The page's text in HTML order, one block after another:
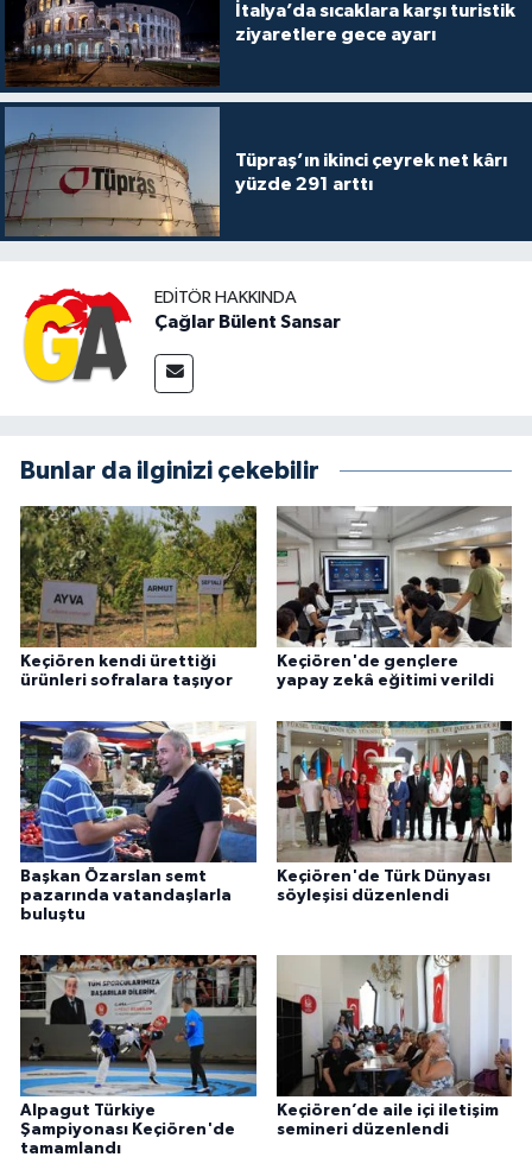
İtalya’da sıcaklara karşı turistik
ziyaretlere gece ayarı
Tüpraş’ın ikinci çeyrek net kârı
yüzde 291 arttı
EDITÖR HAKKINDA
Çağlar Bülent Sansar
Bunlar da ilginizi çekebilir
Keçiören kendi ürettiği
ürünleri sofralara taşıyor
Keçiören'de gençlere
yapay zekâ eğitimi verildi
Başkan Özarslan semt
pazarında vatandaşlarla
buluştu
Keçiören'de Türk Dünyası
söyleşisi düzenlendi
Alpagut Türkiye
Şampiyonası Keçiören'de
tamamlandı
Keçiören’de aile içi iletişim
semineri düzenlendi